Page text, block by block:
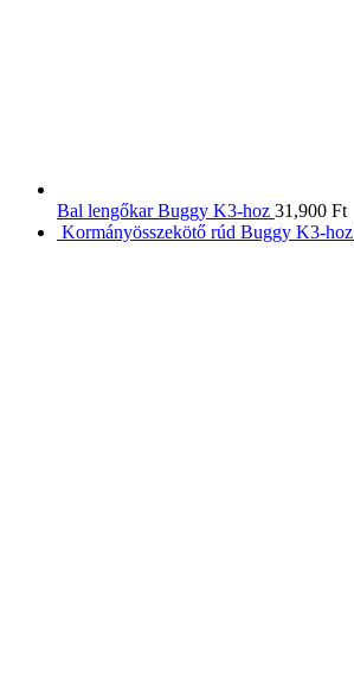
Bal lengőkar Buggy K3-hoz 31,900 Ft
Kormányösszekötő rúd Buggy K3-hoz